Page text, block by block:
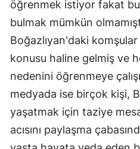
öğrenmek istiyor fakat
bulmak mümkün
Boğazlıyan'daki
konusu haline gelmiş ve
nedenini öğrenmeye
medyada ise birçok kişi,
yaşatmak için taziye
acısını paylaşma